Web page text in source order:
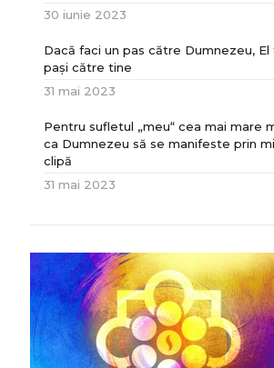
30 iunie 2023
Dacă faci un pas către Dumnezeu,
paşi către tine
31 mai 2023
Pentru sufletul „meu“ cea mai mare
ca Dumnezeu să se manifeste prin
clipă
31 mai 2023